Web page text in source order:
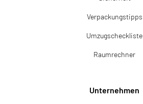
Verpackungstipps
Umzugscheckliste
Raumrechner
Unternehmen